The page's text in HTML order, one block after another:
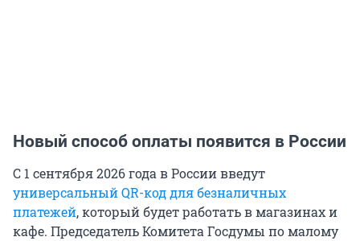
Новый способ оплаты появится в России
С 1 сентября 2026 года в России введут
универсальный QR-код для безналичных
платежей, который будет работать в магазинах и
кафе. Председатель Комитета Госдумы по малому